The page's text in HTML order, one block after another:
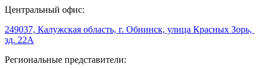
Центральный офис:
249037, Калужская область, г. Обнинск, улица Красных Зорь,
зд. 22А
Региональные представители: